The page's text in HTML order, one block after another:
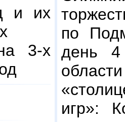
и их
3-х
по
день 4
игр»: